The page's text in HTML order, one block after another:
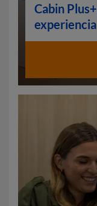
Cabin
experiencia